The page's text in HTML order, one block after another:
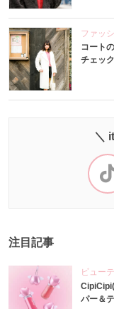
ファッ
コート
チェック
＼
注目記事
ビュー
パー＆